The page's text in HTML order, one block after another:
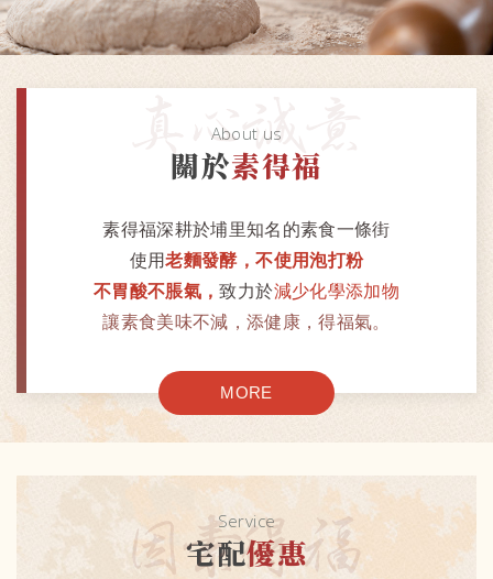
About us
關於素得福
素得福深耕於埔里知名的素食一條街
使用老麵發酵，不使用泡打粉
不胃酸不脹氣，致力於減少化學添加物
讓素食美味不減，添健康，得福氣。
MORE
Service
宅配優惠